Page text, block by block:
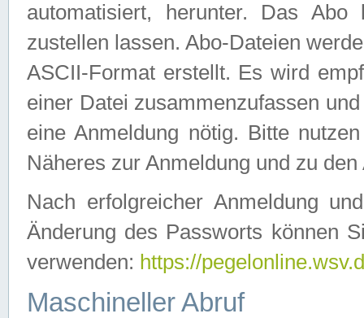
automatisiert, herunter. Das
zustellen lassen. Abo-Dateien
ASCII-Format erstellt. Es wird
einer Datei zusammenzufassen
eine Anmeldung nötig. Bitte
Näheres zur Anmeldung und zu
Nach erfolgreicher Anmeldung
Änderung des Passworts können
verwenden: https://
Maschineller Abruf